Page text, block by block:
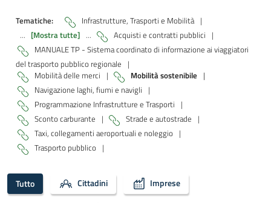
Tematiche: Infrastrutture, Trasporti e Mobilità |
... [Mostra tutte] ... Acquisti e contratti pubblici |
MANUALE TP - Sistema coordinato di informazione ai viaggiatori
del trasporto pubblico regionale |
Mobilità delle merci | Mobilità sostenibile |
Navigazione laghi, fiumi e navigli |
Programmazione Infrastrutture e Trasporti |
Sconto carburante | Strade e autostrade |
Taxi, collegamenti aeroportuali e noleggio |
Trasporto pubblico |
Tutto Cittadini Imprese